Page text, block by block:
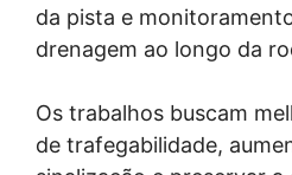
da pista e
drenagem ao longo da
Os trabalhos buscam
de trafegabilidade,